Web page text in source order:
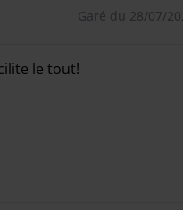
Garé du 28/07/
le tout!